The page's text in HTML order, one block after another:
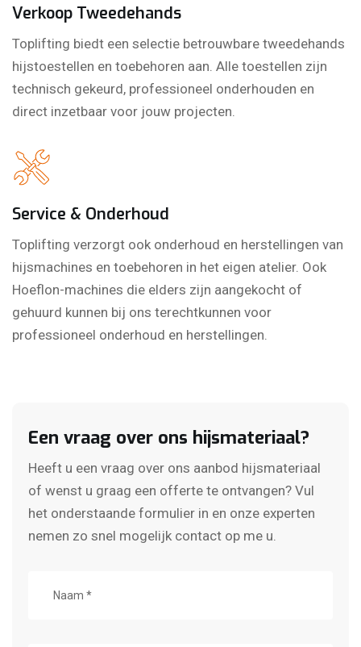
Verkoop Tweedehands
Toplifting biedt een selectie betrouwbare tweedehands
hijstoestellen en toebehoren aan. Alle toestellen zijn
technisch gekeurd, professioneel onderhouden en
direct inzetbaar voor jouw projecten.
Service & Onderhoud
Toplifting verzorgt ook onderhoud en herstellingen van
hijsmachines en toebehoren in het eigen atelier. Ook
Hoeflon-machines die elders zijn aangekocht of
gehuurd kunnen bij ons terechtkunnen voor
professioneel onderhoud en herstellingen.
Een vraag over ons hijsmateriaal?
Heeft u een vraag over ons aanbod hijsmateriaal
of wenst u graag een offerte te ontvangen? Vul
het onderstaande formulier in en onze experten
nemen zo snel mogelijk contact op me u.